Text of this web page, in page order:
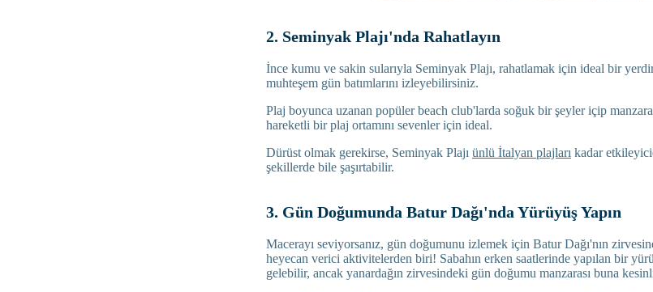
2. Seminyak Plajı'nda Rahatlayın
İnce kumu ve sakin sularıyla Seminyak Plajı, rahatlamak için ideal bir
muhteşem gün batımlarını izleyebilirsiniz.
Plaj boyunca uzanan popüler beach club'larda soğuk bir şeyler içip
hareketli bir plaj ortamını sevenler için ideal.
Dürüst olmak gerekirse, Seminyak Plajı ünlü İtalyan plajları kadar
şekillerde bile şaşırtabilir.
3. Gün Doğumunda Batur Dağı'nda Yürüyüş Yapın
Macerayı seviyorsanız, gün doğumunu izlemek için Batur Dağı'nın
heyecan verici aktivitelerden biri! Sabahın erken saatlerinde yapılan bir
gelebilir, ancak yanardağın zirvesindeki gün doğumu manzarası buna